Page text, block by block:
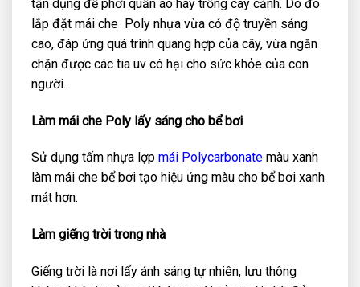
tận dụng để phơi quần áo hay trồng cây cảnh. Do đó
lắp đặt mái che Poly nhựa vừa có độ truyền sáng
cao, đáp ứng quá trình quang hợp của cây, vừa ngăn
chặn được các tia uv có hại cho sức khỏe của con
người.
Làm mái che Poly lấy sáng cho bể bơi
Sử dụng tấm nhựa lợp mái Polycarbonate màu xanh
làm mái che bể bơi tạo hiệu ứng màu cho bể bơi xanh
mát hơn.
Làm giếng trời trong nhà
Giếng trời là nơi lấy ánh sáng tự nhiên, lưu thông